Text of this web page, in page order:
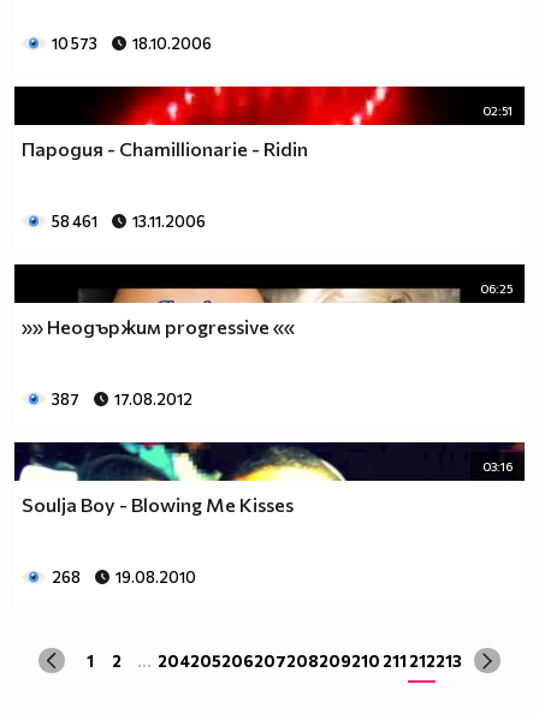
10 573 18.10.2006
02:51
Пародия - Chamillionarie - Ridin
58 461 13.11.2006
06:25
»» Неодържим progressive ««
387 17.08.2012
03:16
Soulja Boy - Blowing Me Kisses
268 19.08.2010
1 2 ... 204205206207208209210 211 212213